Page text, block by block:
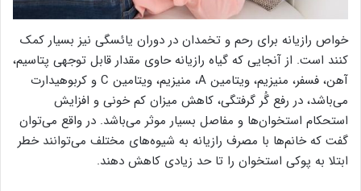
خواص رازیانه برای رحم و تخمدان در دوران یائسگی نیز بسیار کمک
کنند است. از آنجایی که گیاه رازیانه حاوی مقدار قابل توجهی پتاسیم،
آهن، فسفر، منیزیم، ویتامین A، منیزیم، ویتامین C و کربوهیدارت
می‌باشد، در رفع گُر گرفتگی، کاهش میزان کم‌ خونی و افزایش
استحکام استخوان‌ها و مفاصل بسیار موثر می‌باشد. در واقع می‌توان
گفت که خانم‌ها با مصرف رازیانه به شیوه‌های مختلف می‌توانند خطر
ابتلا به پوکی استخوان را تا حد زیادی کاهش دهند.